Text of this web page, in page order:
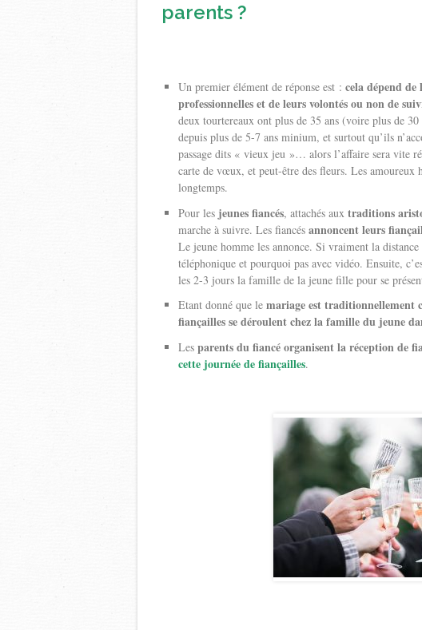
parents ?
Un premier élément de réponse est : cela dépend de
professionnelles et de leurs volontés ou non de
deux tourtereaux ont plus de 35 ans (voire plus de
depuis plus de 5-7 ans minium, et surtout qu’ils
passage dits « vieux jeu »… alors l’affaire sera vite
carte de vœux, et peut-être des fleurs. Les amoureux
longtemps.
Pour les jeunes fiancés, attachés aux traditions
marche à suivre. Les fiancés annoncent leurs
Le jeune homme les annonce. Si vraiment la
téléphonique et pourquoi pas avec vidéo. Ensuite,
les 2-3 jours la famille de la jeune fille pour se
Etant donné que le mariage est traditionnellement
fiançailles se déroulent chez la famille du jeune
Les parents du fiancé organisent la réception de
cette journée de fiançailles.